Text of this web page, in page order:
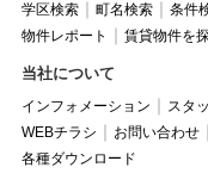
学区検索 町名検索 条件
物件レポート
賃貸物件を
当社について
インフォメーション スタ
WEBチラシ
お問い合わせ
各種ダウンロード